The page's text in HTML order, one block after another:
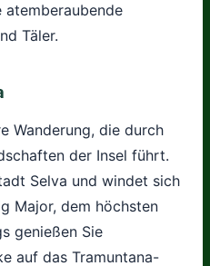
atemberaubende
Täler.
Wanderung, die durch
der Insel führt.
Selva und windet sich
Major, dem höchsten
genießen Sie
auf das Tramuntana-